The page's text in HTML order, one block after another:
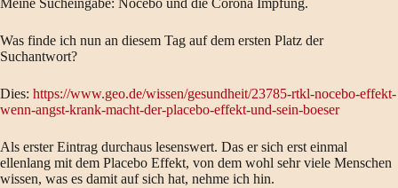
Meine Sucheingabe: Nocebo und die Corona Impfung.
Was finde ich nun an diesem Tag auf dem ersten Platz der
Suchantwort?
Dies: https://www.geo.de/wissen/gesundheit/23785-rtkl-nocebo-effekt-
wenn-angst-krank-macht-der-placebo-effekt-und-sein-boeser
Als erster Eintrag durchaus lesenswert. Das er sich erst einmal
ellenlang mit dem Placebo Effekt, von dem wohl sehr viele Menschen
wissen, was es damit auf sich hat, nehme ich hin.